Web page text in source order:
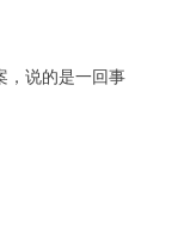
，说的是一回事